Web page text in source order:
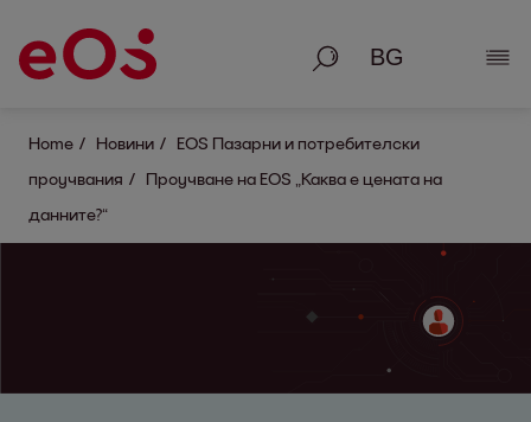
Търсене
Home Новини
EOS Пазарни и потребителски
проучвания
Проучване на EOS „Каква е цената на
данните?“